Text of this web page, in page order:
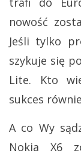
nowość
Jeśli tylko
szykuje się
Lite. Kto
sukces
A co Wy
Nokia X6